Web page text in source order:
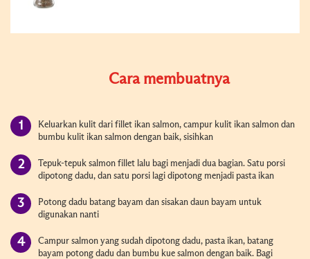
Cara membuatnya
Keluarkan kulit dari fillet ikan salmon, campur kulit ikan salmon dan
bumbu kulit ikan salmon dengan baik, sisihkan
Tepuk-tepuk salmon fillet lalu bagi menjadi dua bagian. Satu porsi
dipotong dadu, dan satu porsi lagi dipotong menjadi pasta ikan
Potong dadu batang bayam dan sisakan daun bayam untuk
digunakan nanti
Campur salmon yang sudah dipotong dadu, pasta ikan, batang
bayam potong dadu dan bumbu kue salmon dengan baik. Bagi